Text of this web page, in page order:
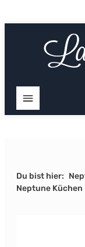
Du bist hier:
Neptune Küchen